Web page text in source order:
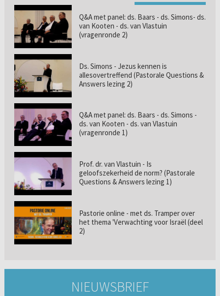
Q&A met panel: ds. Baars - ds. Simons- ds.
van Kooten - ds. van Vlastuin
(vragenronde 2)
Ds. Simons - Jezus kennen is
allesovertreffend (Pastorale Questions &
Answers lezing 2)
Q&A met panel: ds. Baars - ds. Simons -
ds. van Kooten - ds. van Vlastuin
(vragenronde 1)
Prof. dr. van Vlastuin - Is
geloofszekerheid de norm? (Pastorale
Questions & Answers lezing 1)
Pastorie online - met ds. Tramper over
het thema 'Verwachting voor Israël (deel
2)
NIEUWSBRIEF